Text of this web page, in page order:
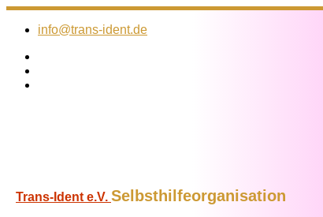
Zum
Inhalt
info@trans-ident.de
Trans-Ident e.V. Selbsthilfeorganisation